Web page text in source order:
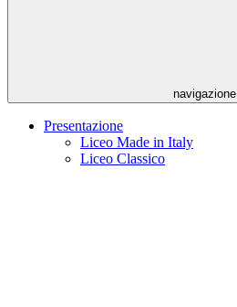
navigazione
Presentazione
Liceo Made in Italy
Liceo Classico